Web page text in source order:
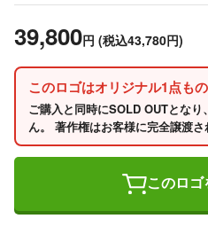
39,800円 (税込43,780円)
このロゴはオリジナル1点もの
ご購入と同時にSOLD OUTとな
ん。 著作権はお客様に完全譲渡さ
このロゴ